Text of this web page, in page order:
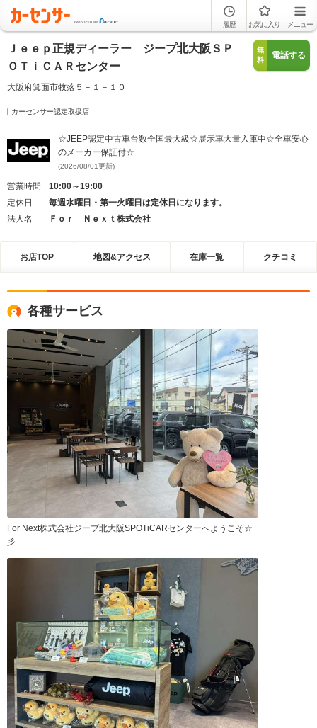
履歴 お気に入り メニュー
Ｊｅｅｐ正規ディーラー ジープ北大阪ＳＰ
ＯＴｉＣＡＲセンター
大阪府箕面市牧落５－１－１０
無
料
電話する
カーセンサー認定取扱店
☆JEEP認定中古車台数全国最大級☆展示車大量入庫中☆全車安心
のメーカー保証付☆
(2026/08/01更新)
営業時間
10:00～19:00
定休日
毎週水曜日・第一火曜日は定休日になります。
法人名
Ｆｏｒ Ｎｅｘｔ株式会社
お店TOP 地図&アクセス 在庫一覧 クチコミ
各種サービス
For Next株式会社ジープ北大阪SPOTiCARセンターへようこそ☆
彡